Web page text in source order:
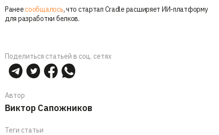
Ранеесообщалось, что стартап Cradle расширяет ИИ-платформу
для разработки белков.
Поделиться статьей в соц. сетях
Автор
Виктор Сапожников
Теги статьи